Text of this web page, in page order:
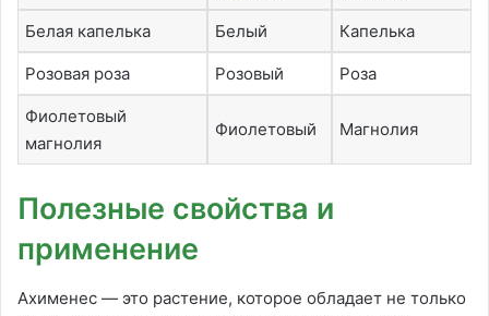
Белая капелька Белый Капелька
Розовая роза Розовый Роза
Фиолетовый
магнолия
Фиолетовый Магнолия
Полезные свойства и
применение
Ахименес — это растение, которое обладает не только